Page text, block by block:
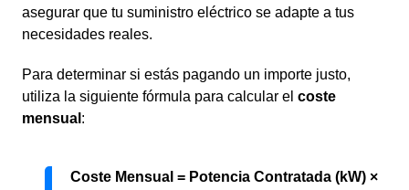
asegurar que tu suministro eléctrico se adapte a tus
necesidades reales.
Para determinar si estás pagando un importe justo,
utiliza la siguiente fórmula para calcular el coste
mensual :
Coste Mensual = Potencia Contratada (kW) ×